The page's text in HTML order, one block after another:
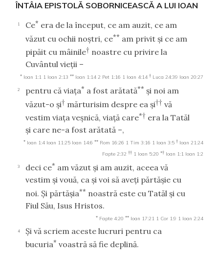
ÎNTÂIA EPISTOLĂ SOBORNICEASCĂ A LUI IOAN
1 Ce* era de la început, ce am auzit, ce am
văzut cu ochii noştri, ce** am privit şi ce am
pipăit cu mâinile† noastre cu privire la
Cuvântul vieţii –
* Ioan 1:1 1 Ioan 2:13 ** Ioan 1:14 2 Pet 1:16 1 Ioan 4:14 † Luca 24:39 Ioan 20:27
2 pentru că viaţa* a fost arătată** şi noi am
văzut-o şi† mărturisim despre ea şi†† vă
vestim viaţa veşnică, viaţă care*† era la Tatăl
şi care ne-a fost arătată –,
* Ioan 1:4 Ioan 11:25 Ioan 14:6 ** Rom 16:26 1 Tim 3:16 1 Ioan 3:5 † Ioan 21:24
Fapte 2:32 †† 1 Ioan 5:20 *† Ioan 1:1 Ioan 1:2
3 deci ce* am văzut şi am auzit, aceea vă
vestim şi vouă, ca şi voi să aveţi părtăşie cu
noi. Şi părtăşia** noastră este cu Tatăl şi cu
Fiul Său, Isus Hristos.
* Fapte 4:20 ** Ioan 17:21 1 Cor 1:9 1 Ioan 2:24
4
Şi vă scriem aceste lucruri pentru ca
bucuria* voastră să fie deplină.